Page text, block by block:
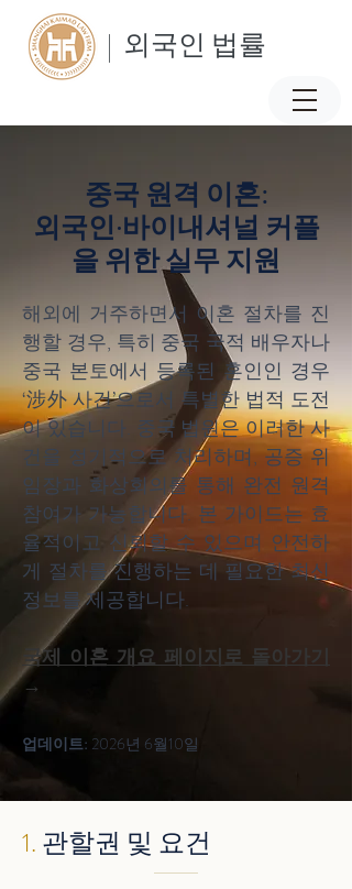
| 외국인 법률
중국 원격 이혼:
외국인·바이내셔널 커플
을 위한 실무 지원
해외에 거주하면서 이혼 절차를 진
행할 경우, 특히 중국 국적 배우자나
중국 본토에서 등록된 혼인인 경우
‘涉外 사건’으로서 특별한 법적 도전
이 있습니다. 중국 법원은 이러한 사
건을 정기적으로 처리하며, 공증 위
임장과 화상회의를 통해 완전 원격
참여가 가능합니다. 본 가이드는 효
율적이고 신뢰할 수 있으며 안전하
게 절차를 진행하는 데 필요한 최신
정보를 제공합니다.
국제 이혼 개요 페이지로 돌아가기
→
업데이트: 2026년 6월10일
1. 관할권 및 요건